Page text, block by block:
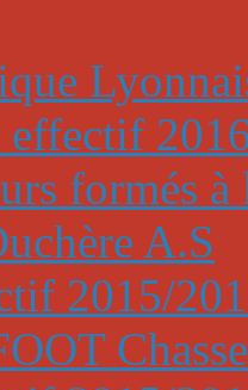
formés
A.S
2015/